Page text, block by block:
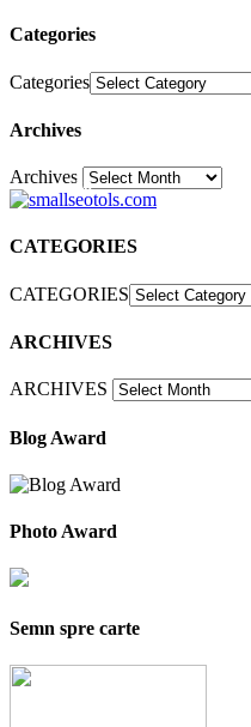
Categories
Categories
Archives
Archives30
CATEGORIES
CATEGORIES
ARCHIVES
ARCHIVES
Blog Award
Photo Award
Semn spre carte